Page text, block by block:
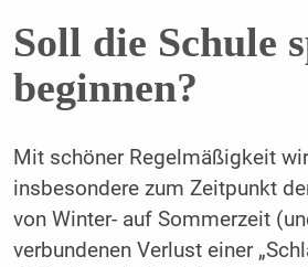
Soll die Schule
beginnen?
Mit schöner Regelmäßigkeit
insbesondere zum Zeitpunkt
von Winter- auf Sommerzeit
verbundenen Verlust einer